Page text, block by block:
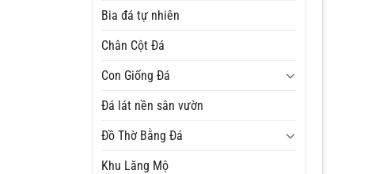
Bia đá tự nhiên
Chân Cột Đá
Con Giống Đá
Đá lát nền sân vườn
Đồ Thờ Bằng Đá
Khu Lăng Mộ